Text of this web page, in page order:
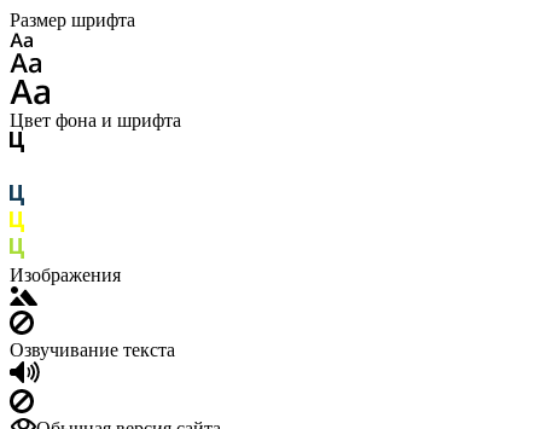
Размер шрифта
Цвет фона и шрифта
Изображения
Озвучивание текста